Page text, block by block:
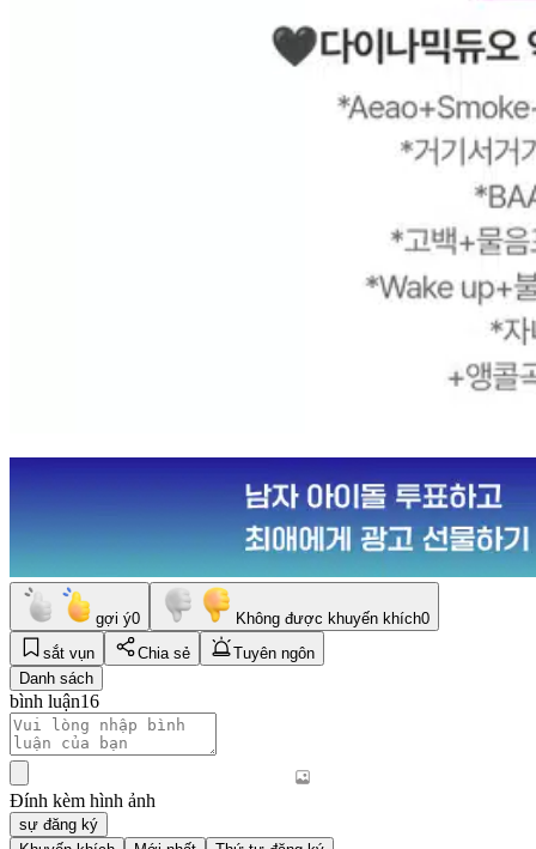
gợi ý0 Không được khuyến khích0
sắt vụn
Chia sẻ
Tuyên ngôn
Danh sách
bình luận16
Đính kèm hình ảnh
sự đăng ký